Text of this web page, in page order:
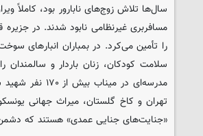
سال‌ها تلاش زوج‌های نابارور بود، کاملاً
را تأمین می‌کرد. در بمباران انبارهای
سلامت کودکان، زنان باردار و سالمندان
مدرسه‌ای در
تهران و کاخ گلستان، میراث جهانی
«جنایت‌های جنایی عمدی» هستند که دشمن